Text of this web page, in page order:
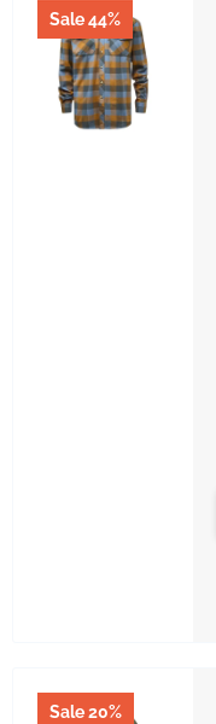
Sale 44%
Sale 20%